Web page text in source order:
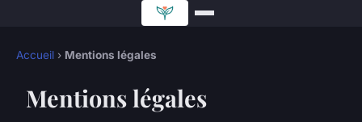
Accueil › Mentions légales
Mentions légales